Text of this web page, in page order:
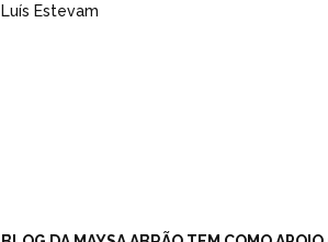
Luís Estevam